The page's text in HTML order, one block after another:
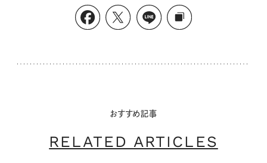
おすすめ記事
RELATED ARTICLES